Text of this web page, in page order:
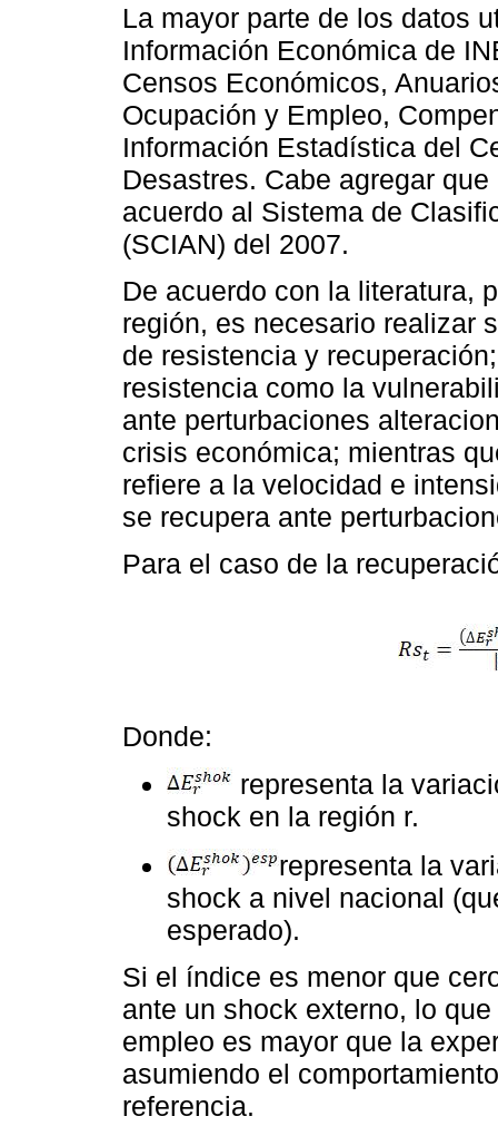
La mayor parte de los datos
Información Económica de
Censos Económicos,
Ocupación y Empleo,
Información Estadística del
Desastres. Cabe agregar
acuerdo al Sistema de
(SCIAN) del 2007.
De acuerdo con la literatura,
región, es necesario realizar
de resistencia y
resistencia como la
ante perturbaciones
crisis económica; mientras
refiere a la velocidad e
se recupera ante
Para el caso de la
Donde:
representa la
shock en la región r.
representa la
shock a nivel nacional
esperado).
Si el índice es menor que
ante un shock externo, lo
empleo es mayor que la
asumiendo el
referencia.